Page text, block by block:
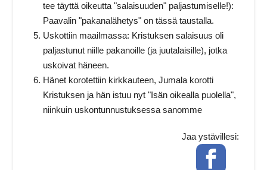
tee täyttä oikeutta "salaisuuden" paljastumiselle!):
Paavalin "pakanalähetys" on tässä taustalla.
Uskottiin maailmassa: Kristuksen salaisuus oli
paljastunut niille pakanoille (ja juutalaisille), jotka
uskoivat häneen.
Hänet korotettiin kirkkauteen, Jumala korotti
Kristuksen ja hän istuu nyt "Isän oikealla puolella",
niinkuin uskontunnustuksessa sanomme
Jaa ystävillesi:
Facebook